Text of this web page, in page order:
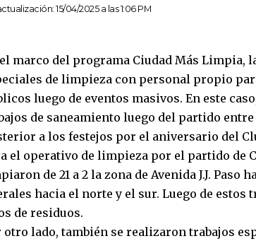
15/04/2025 a las 1:06 PM
marco del programa Ciudad Más
de limpieza con personal propio
luego de eventos masivos. En este
de saneamiento luego del partido
a los festejos por el aniversario del
el operativo de limpieza por el partido de
de 21 a 2 la zona de Avenida J.J. Paso
hacia el norte y el sur. Luego de estos
de residuos.
otro lado, también se realizaron trabajos